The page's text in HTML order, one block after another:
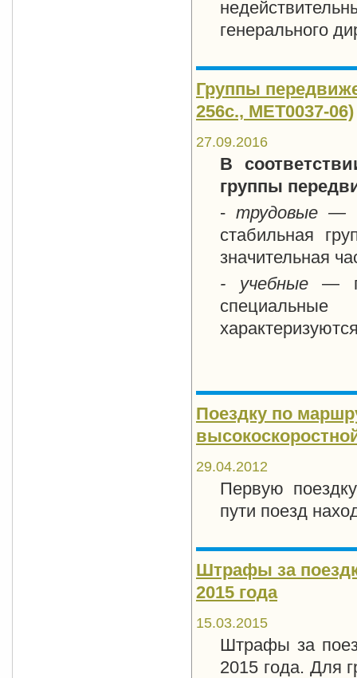
генерального
Группы
256с., MET0037-06)
27.09.2016
В
группы
- трудовые —
стабильная
значительная
- учебные—
Поездку по
29.04.2012
Первую
пути поезд
Штрафы за
2015 года
15.03.2015
Штрафы за
2015 года. Для